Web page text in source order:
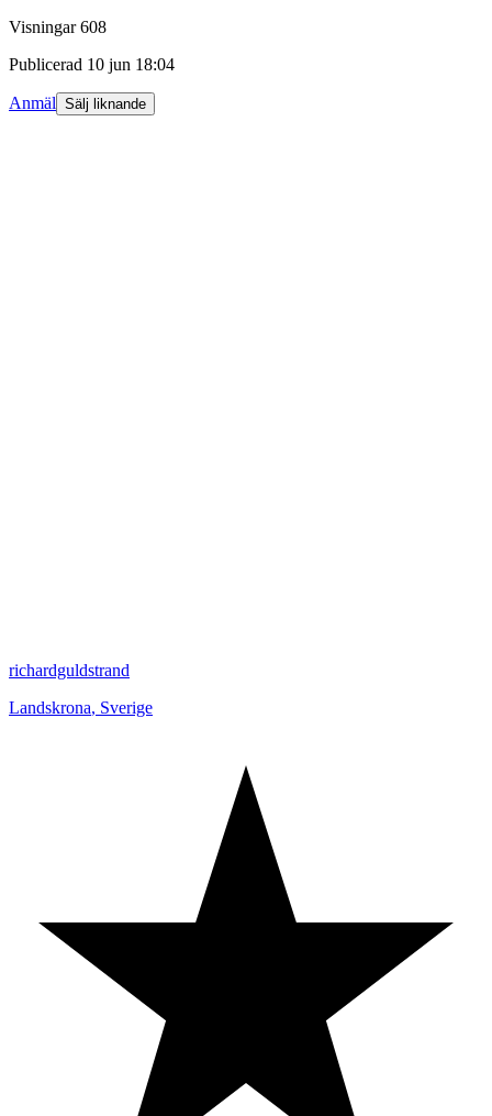
Visningar 608
Publicerad 10 jun 18:04
Anmäl Sälj liknande
richardguldstrand
Landskrona, Sverige